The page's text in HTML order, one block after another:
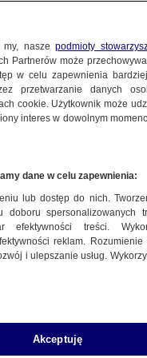
żona ofiary
my, naszepodmioty
Partnerów może
w celu zapewnienia
przetwarzanie danych
cookie. Użytkownik może
interes w dowolnym
dane w celu zapewnienia:
lub dostęp do nich.
doboru spersonalizowanych
efektywności treści.
reklam.
i ulepszanie usług.
Akceptuję